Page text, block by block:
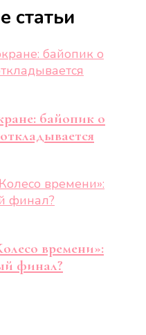
статьи
байопик о
времени»:
финал?